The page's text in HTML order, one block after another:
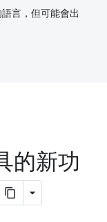
言，但可能會出
的新功